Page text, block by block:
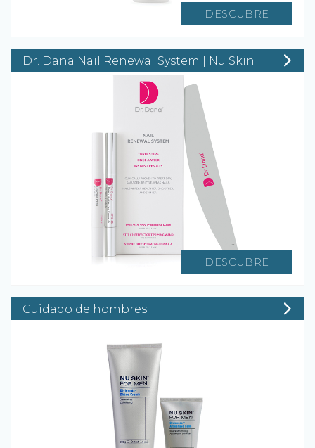
DESCUBRE
Dr. Dana Nail Renewal System | Nu Skin
DESCUBRE
Cuidado de hombres